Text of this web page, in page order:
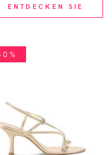
ENTDECKEN SIE